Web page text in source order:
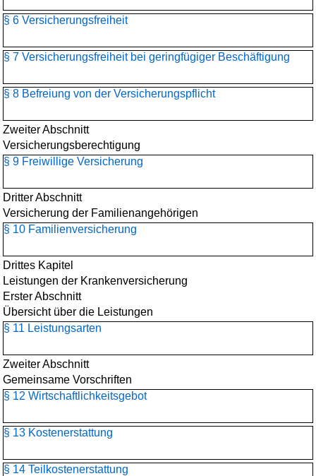
§ 6 Versicherungsfreiheit
§ 7 Versicherungsfreiheit bei geringfügiger Beschäftigung
§ 8 Befreiung von der Versicherungspflicht
Zweiter Abschnitt
Versicherungsberechtigung
§ 9 Freiwillige Versicherung
Dritter Abschnitt
Versicherung der Familienangehörigen
§ 10 Familienversicherung
Drittes Kapitel
Leistungen der Krankenversicherung
Erster Abschnitt
Übersicht über die Leistungen
§ 11 Leistungsarten
Zweiter Abschnitt
Gemeinsame Vorschriften
§ 12 Wirtschaftlichkeitsgebot
§ 13 Kostenerstattung
§ 14 Teilkostenerstattung